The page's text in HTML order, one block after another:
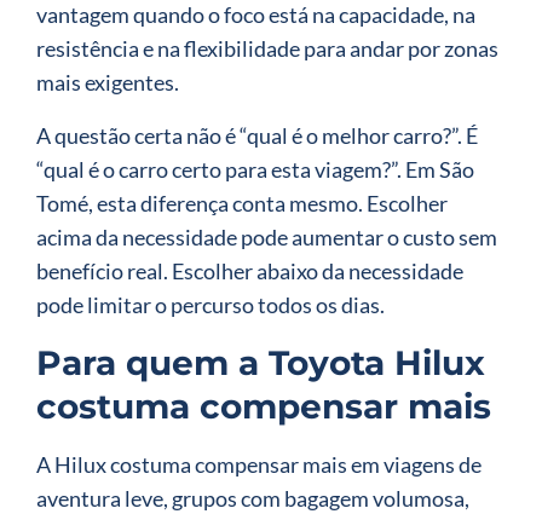
vantagem quando o foco está na capacidade, na
resistência e na flexibilidade para andar por zonas
mais exigentes.
A questão certa não é “qual é o melhor carro?”. É
“qual é o carro certo para esta viagem?”. Em São
Tomé, esta diferença conta mesmo. Escolher
acima da necessidade pode aumentar o custo sem
benefício real. Escolher abaixo da necessidade
pode limitar o percurso todos os dias.
Para quem a Toyota Hilux
costuma compensar mais
A Hilux costuma compensar mais em viagens de
aventura leve, grupos com bagagem volumosa,